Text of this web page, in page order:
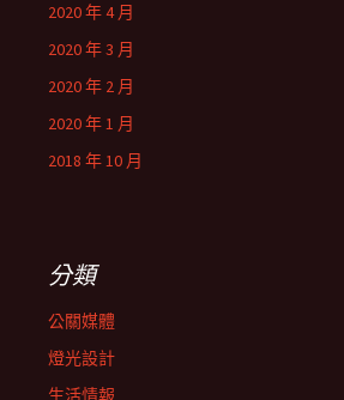
2020 年 4 月
2020 年 3 月
2020 年 2 月
2020 年 1 月
2018 年 10 月
分類
公關媒體
燈光設計
生活情報